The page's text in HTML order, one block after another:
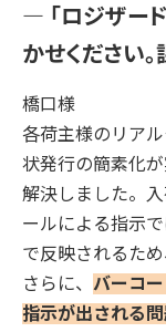
― 「ロジザー
かせください
橋口様
各荷主様のリア
状発行の簡素化
解決しました。
ールによる指示
で反映されるた
さらに、 バーコ
指示が出される